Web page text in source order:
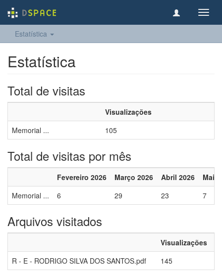
Estatística
Estatística
Total de visitas
Visualizações
Memorial ...
105
Total de visitas por mês
Fevereiro 2026 Março 2026 Abril 2026
Maio
Memorial ...
6 29 23 7
Arquivos visitados
Visualizações
R - E - RODRIGO SILVA DOS SANTOS.pdf
145